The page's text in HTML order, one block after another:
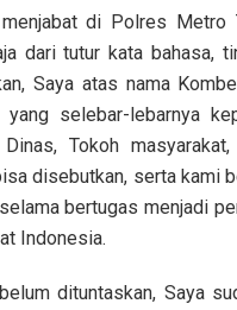
di Polres Metro
dari tutur kata bahasa,
Saya atas nama
selebar-lebarnya
Tokoh
disebutkan, serta kami
bertugas menjadi
Indonesia.
dituntaskan, Saya